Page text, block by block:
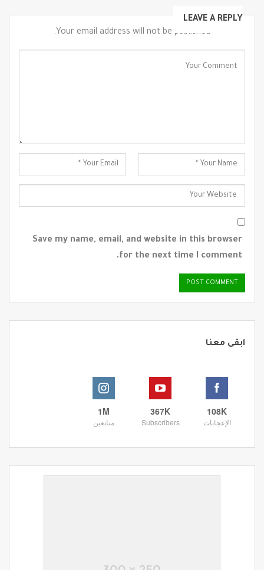
LEAVE A REPLY
Your email address will not be published.
Save my name, email, and website in this browser
for the next time I comment.
ابقى معنا
108K
الإعجابات
367K
Subscribers
1M
متابعين